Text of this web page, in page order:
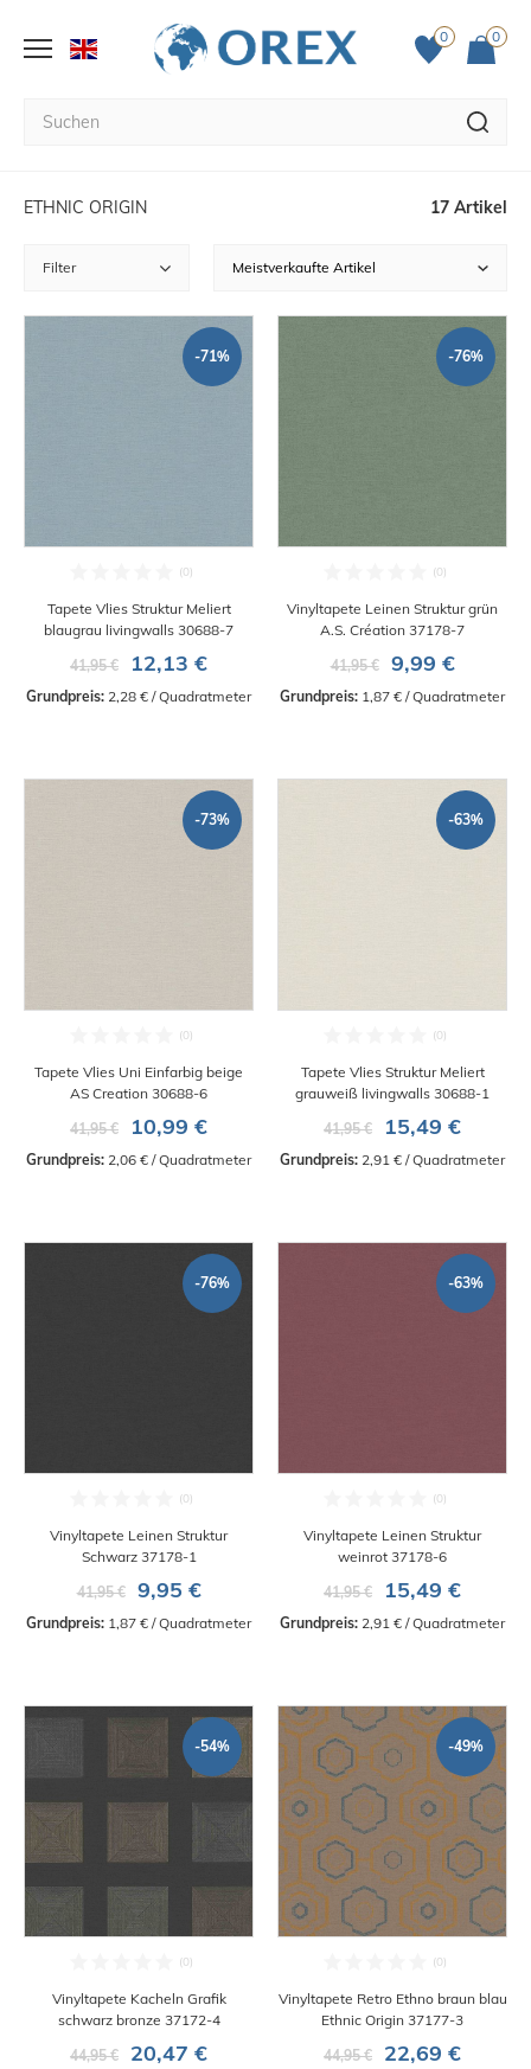
0 0
ETHNIC ORIGIN 17 Artikel
Filter
-71%
Tapete Vlies Struktur Meliert
blaugrau livingwalls 30688-7
41,95 €
12,13 €
Grundpreis: 2,28 € / Quadratmeter
-76%
Vinyltapete Leinen Struktur grün
A.S. Création 37178-7
41,95 €
9,99 €
Grundpreis: 1,87 € / Quadratmeter
-73%
Tapete Vlies Uni Einfarbig beige
AS Creation 30688-6
41,95 €
10,99 €
Grundpreis: 2,06 € / Quadratmeter
-63%
Tapete Vlies Struktur Meliert
grauweiß livingwalls 30688-1
41,95 €
15,49 €
Grundpreis: 2,91 € / Quadratmeter
-76%
Vinyltapete Leinen Struktur
Schwarz 37178-1
41,95 €
9,95 €
Grundpreis: 1,87 € / Quadratmeter
-63%
Vinyltapete Leinen Struktur
weinrot 37178-6
41,95 €
15,49 €
Grundpreis: 2,91 € / Quadratmeter
-54%
Vinyltapete Kacheln Grafik
schwarz bronze 37172-4
44,95 €
20,47 €
-49%
Vinyltapete Retro Ethno braun blau
Ethnic Origin 37177-3
44,95 €
22,69 €